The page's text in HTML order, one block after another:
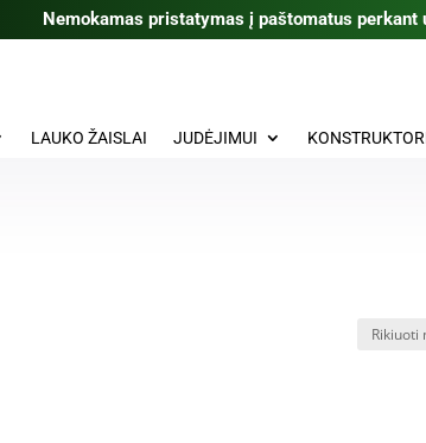
Nemokamas pristatymas į paštomatus perkant
LAUKO ŽAISLAI JUDĖJIMUI